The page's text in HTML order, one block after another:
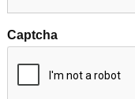
Captcha